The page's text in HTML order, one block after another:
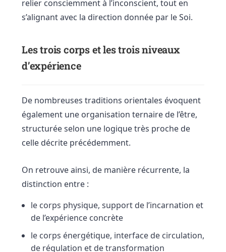
relier consciemment à l’inconscient, tout en
s’alignant avec la direction donnée par le Soi.
Les trois corps et les trois niveaux
d’expérience
De nombreuses traditions orientales évoquent
également une organisation ternaire de l’être,
structurée selon une logique très proche de
celle décrite précédemment.
On retrouve ainsi, de manière récurrente, la
distinction entre :
le corps physique, support de l’incarnation et
de l’expérience concrète
le corps énergétique, interface de circulation,
de régulation et de transformation